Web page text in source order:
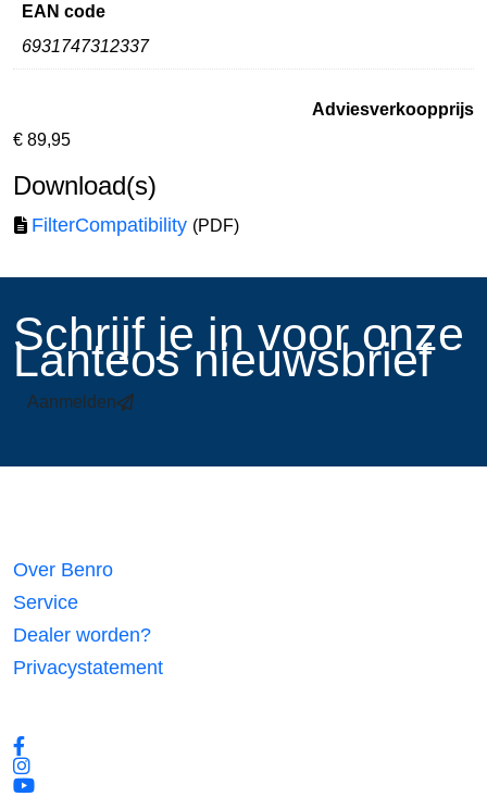
EAN code
6931747312337
Adviesverkoopprijs
€ 89,95
Download(s)
FilterCompatibility (PDF)
​Schrijf je in voor onze
Lanteos nieuwsbrief
Aanmelden
Over Benro
Service
Dealer worden?
Privacystatement